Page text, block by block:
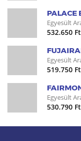
PALACE
Egyesült
532.650
Egyesült
519.750
Egyesült
530.790